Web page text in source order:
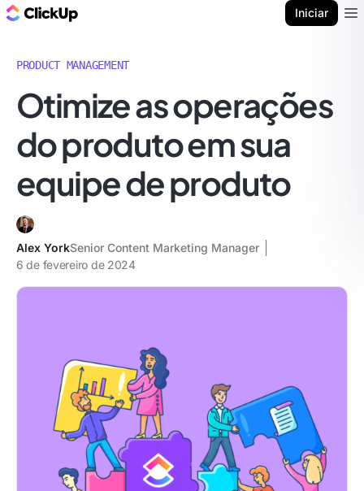
Iniciar
PRODUCT MANAGEMENT
Otimize as operações
do produto em sua
equipe de produto
Alex YorkSenior Content Marketing Manager
6 de fevereiro de 2024